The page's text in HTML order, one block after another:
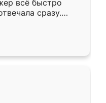
всё быстро
сразу.
подошёл к
Собрали
аккуратно, даже